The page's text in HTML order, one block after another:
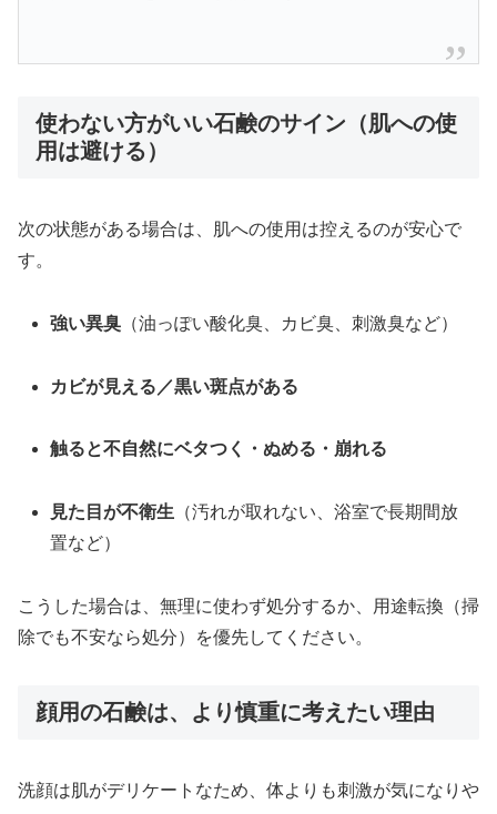
使わない方がいい石鹸のサイン（肌への使
用は避ける）
次の状態がある場合は、肌への使用は控えるのが安心で
す。
強い異臭 （油っぽい酸化臭、カビ臭、刺激臭など）
カビが見える／黒い斑点がある
触ると不自然にベタつく・ぬめる・崩れる
見た目が不衛生 （汚れが取れない、浴室で長期間放
置など）
こうした場合は、無理に使わず処分するか、用途転換（掃
除でも不安なら処分）を優先してください。
顔用の石鹸は、より慎重に考えたい理由
洗顔は肌がデリケートなため、体よりも刺激が気になりや